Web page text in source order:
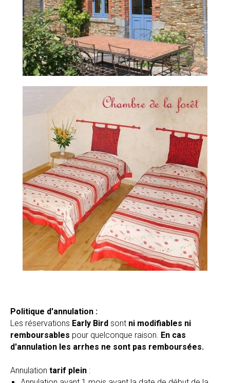
Politique d'annulation :
Les réservations Early Bird sont ni modifiables ni
remboursables pour quelconque raison. En cas
d'annulation les arrhes ne sont pas remboursées.
Annulation tarif plein :